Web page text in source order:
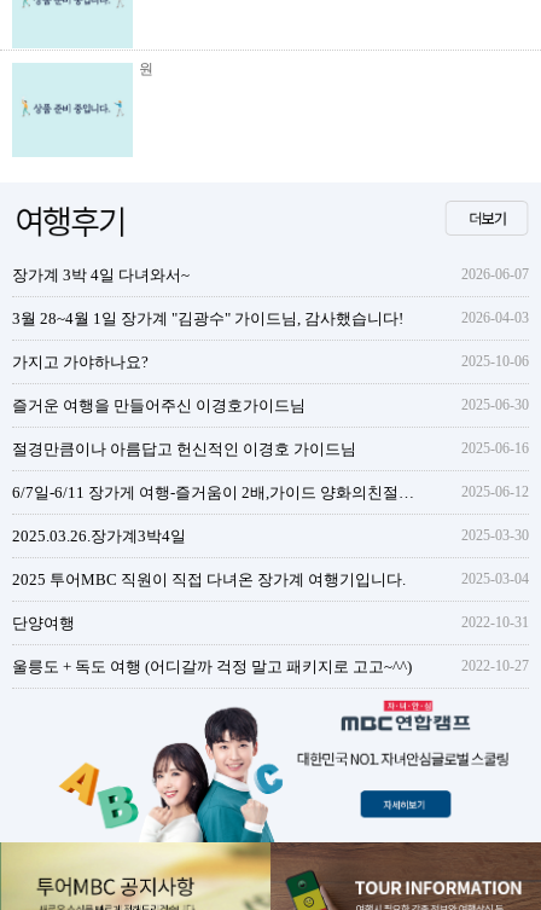
원
장가계 3박 4일 다녀와서~ 2026-06-07
3월 28~4월 1일 장가계 "김광수" 가이드님, 감사했습니다! 2026-04-03
가지고 가야하나요? 2025-10-06
즐거운 여행을 만들어주신 이경호가이드님 2025-06-30
절경만큼이나 아름답고 헌신적인 이경호 가이드님 2025-06-16
2025-06-12
2025.03.26.장가계3박4일 2025-03-30
2025 투어MBC 직원이 직접 다녀온 장가계 여행기입니다. 2025-03-04
단양여행 2022-10-31
울릉도 + 독도 여행 (어디갈까 걱정 말고 패키지로 고고~^^) 2022-10-27